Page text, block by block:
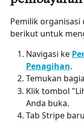
Pemilik
berikut untuk
Navigasi ke
Penagihan.
Temukan
Klik tombol
Anda buka.
Tab Stripe